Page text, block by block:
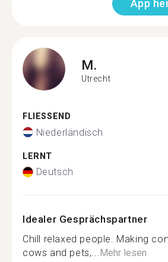
App
M.
Utrecht
FLIESSEND
Niederländisch
LERNT
Deutsch
Idealer Gesprächspartner
Chill relaxed people. Making
cows and pets,...Mehr lesen